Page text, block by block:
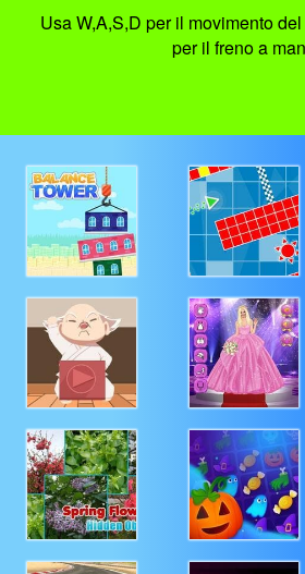
Usa W,A,S,D per il movimento
per il freno a